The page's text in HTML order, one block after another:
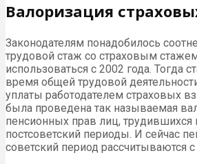
Валоризация
Законодателям понадобилось
трудовой стаж со страховым
использоваться с 2002 года. Тогда
время общей трудовой
уплаты работодателем страховых
была проведена так называемая
пенсионных прав лиц, трудившихся
постсоветский периоды. И сейчас
советский период рассчитываются